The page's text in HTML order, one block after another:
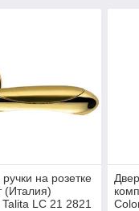
на розетке
(Италия)
LC 21 2821